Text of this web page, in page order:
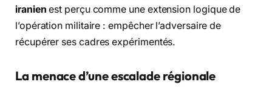
iranien est perçu comme une extension logique de
l’opération militaire : empêcher l’adversaire de
récupérer ses cadres expérimentés.
La menace d’une escalade régionale